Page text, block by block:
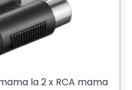
la 2 x RCA mama